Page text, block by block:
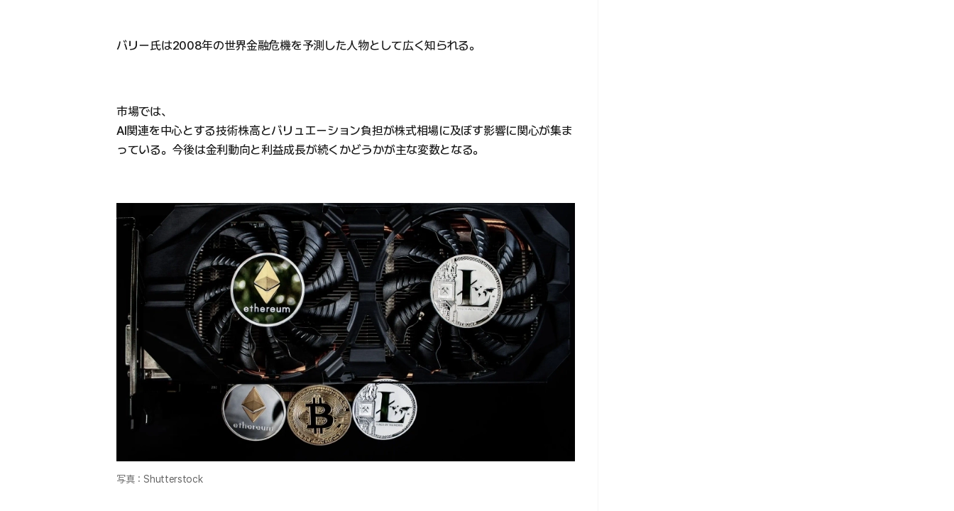
バリー氏は2008年の世界金融危機を予測した人物として広く知られる。
市場では、
AI関連を中心とする技術株高とバリュエーション負担が株式相場に及ぼす影響に関心が集ま
っている。今後は金利動向と利益成長が続くかどうかが主な変数となる。
写真：Shutterstock